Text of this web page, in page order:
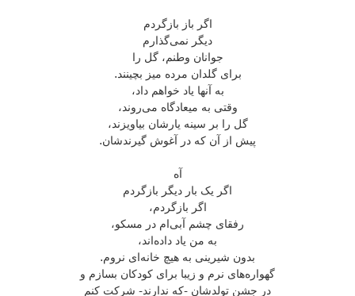
اگر باز بازگردم
دیگر نمی‌گذارم
جوانان وطنم، گل را
برای گلدان مرده‌ میز بچینند.
به آنها یاد خواهم داد،
وقتی به میعادگاه می‌روند،
گل را بر سینه یارشان بیاویزند،
پیش از آن که در آغوش گیرندشان.
آه
اگر یک بار دیگر بازگردم
اگر بازگردم،
رفقای چشم آبی‌ام در مسکو،
به من یاد داده‌اند،
بدون شیرینی به هیچ خانه‌ای نروم.
گهواره‌های نرم و زیبا برای کودکان بسازم و
در جشن تولدشان -که ندارند- شرکت کنم